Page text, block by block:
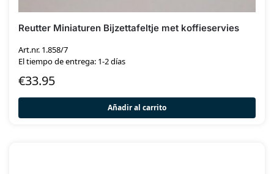
Reutter Miniaturen Bijzettafeltje met koffieservies
Art.nr. 1.858/7
El tiempo de entrega: 1-2 días
€33.95
Añadir al carrito